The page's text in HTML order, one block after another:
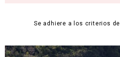
Se adhiere a los criterios de